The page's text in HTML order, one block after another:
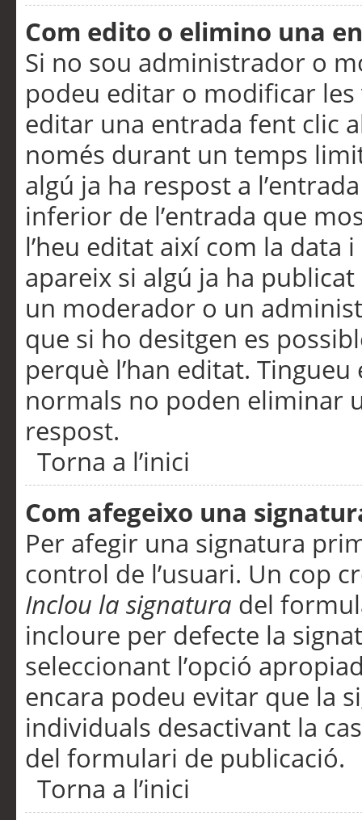
Com edito o elimino una
Si no sou administrador o
podeu editar o modificar
editar una entrada fent clic
només durant un temps
algú ja ha respost a
inferior de l’entrada que
l’heu editat així com la data
apareix si algú ja ha
un moderador o un
que si ho desitgen es
perquè l’han editat.
normals no poden eliminar
respost.
Torna a l’inici
Com afegeixo una
Per afegir una signatura
control de l’usuari. Un cop
Inclou la signatura del
incloure per defecte la
seleccionant l’opció
encara podeu evitar que la
individuals desactivant la
del formulari de publicació.
Torna a l’inici